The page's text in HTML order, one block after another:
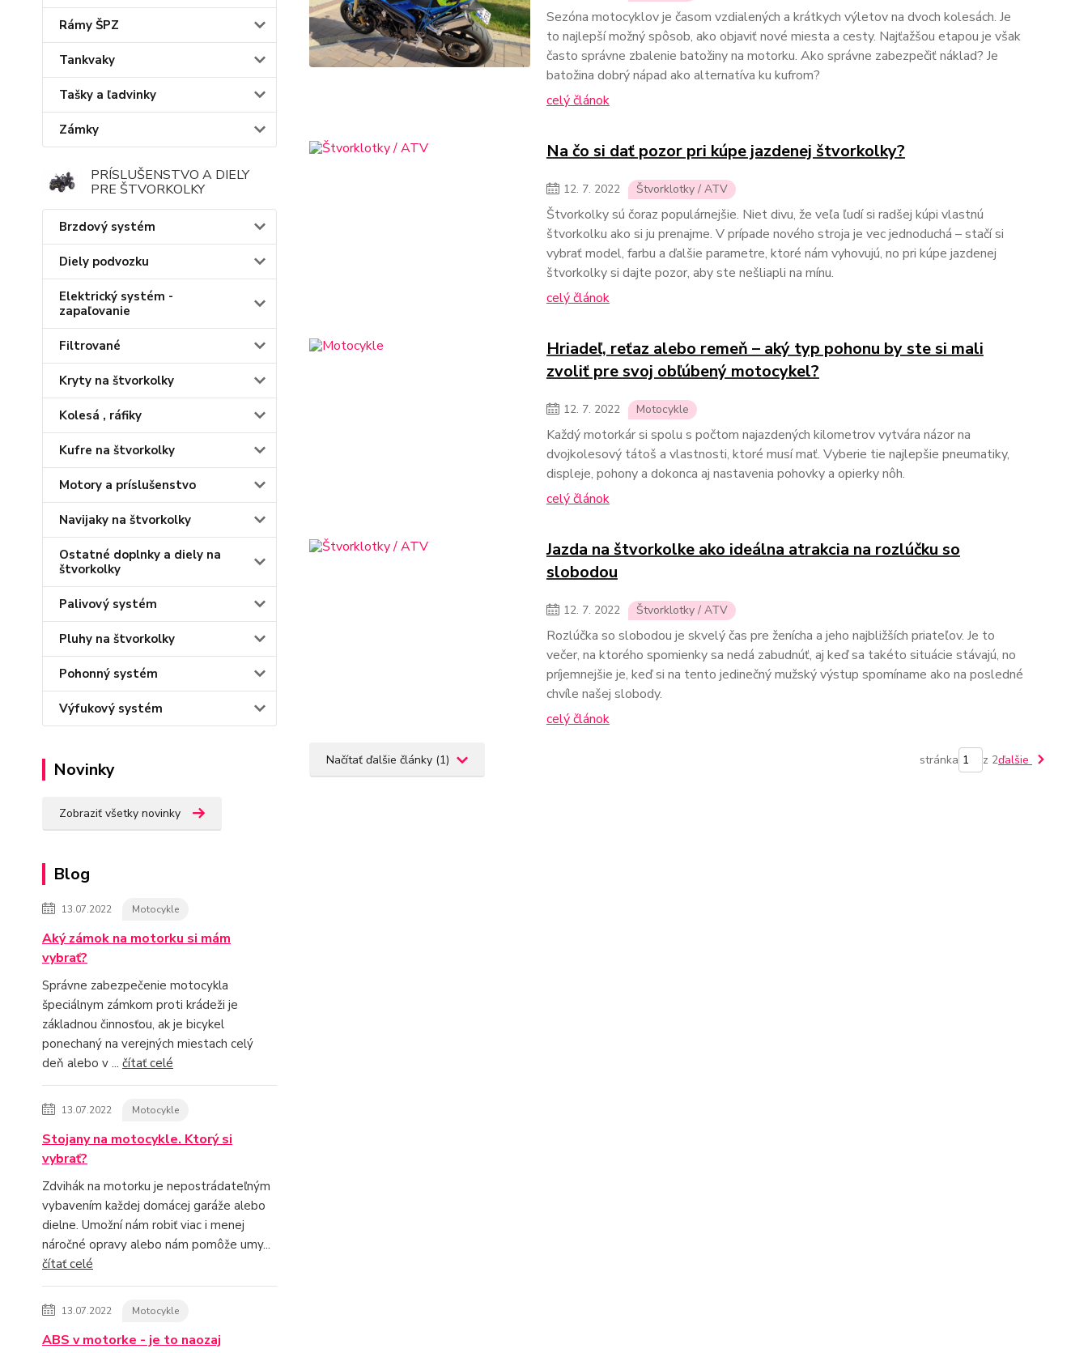
Rámy ŠPZ
Tankvaky
Tašky a ľadvinky
Zámky
PRÍSLUŠENSTVO A DIELY
PRE ŠTVORKOLKY
Brzdový systém
Diely podvozku
Elektrický systém -
zapaľovanie
Filtrované
Kryty na štvorkolky
Kolesá , ráfiky
Kufre na štvorkolky
Motory a príslušenstvo
Navijaky na štvorkolky
Ostatné doplnky a diely na
štvorkolky
Palivový systém
Pluhy na štvorkolky
Pohonný systém
Výfukový systém
Novinky
Zobraziť všetky novinky
Blog
13.07.2022 Motocykle
Aký zámok na motorku si mám
vybrať?
Správne zabezpečenie motocykla
špeciálnym zámkom proti krádeži je
základnou činnosťou, ak je bicykel
ponechaný na verejných miestach celý
deň alebo v ... čítať celé
13.07.2022 Motocykle
Stojany na motocykle. Ktorý si
vybrať?
Zdvihák na motorku je nepostrádateľným
vybavením každej domácej garáže alebo
dielne. Umožní nám robiť viac i menej
náročné opravy alebo nám pomôže umy...
čítať celé
13.07.2022 Motocykle
ABS v motorke - je to naozaj
Sezóna motocyklov je časom vzdialených a krátkych výletov na dvoch kolesách. Je
to najlepší možný spôsob, ako objaviť nové miesta a cesty. Najťažšou etapou je však
často správne zbalenie batožiny na motorku. Ako správne zabezpečiť náklad? Je
batožina dobrý nápad ako alternatíva ku kufrom?
celý článok
Na čo si dať pozor pri kúpe jazdenej štvorkolky?
12. 7. 2022 Štvorklotky / ATV
Štvorkolky sú čoraz populárnejšie. Niet divu, že veľa ľudí si radšej kúpi vlastnú
štvorkolku ako si ju prenajme. V prípade nového stroja je vec jednoduchá – stačí si
vybrať model, farbu a ďalšie parametre, ktoré nám vyhovujú, no pri kúpe jazdenej
štvorkolky si dajte pozor, aby ste nešliapli na mínu.
celý článok
Hriadeľ, reťaz alebo remeň – aký typ pohonu by ste si mali
zvoliť pre svoj obľúbený motocykel?
12. 7. 2022 Motocykle
Každý motorkár si spolu s počtom najazdených kilometrov vytvára názor na
dvojkolesový tátoš a vlastnosti, ktoré musí mať. Vyberie tie najlepšie pneumatiky,
displeje, pohony a dokonca aj nastavenia pohovky a opierky nôh.
celý článok
Jazda na štvorkolke ako ideálna atrakcia na rozlúčku so
slobodou
12. 7. 2022 Štvorklotky / ATV
Rozlúčka so slobodou je skvelý čas pre ženícha a jeho najbližších priateľov. Je to
večer, na ktorého spomienky sa nedá zabudnúť, aj keď sa takéto situácie stávajú, no
príjemnejšie je, keď si na tento jedinečný mužský výstup spomíname ako na posledné
chvíle našej slobody.
celý článok
Načítať ďalšie články (1) stránka z 2ďalšie